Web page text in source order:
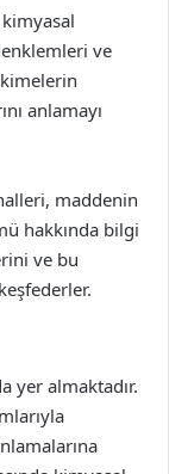
ve
anlamayı
maddenin
hakkında bilgi
ve bu
yer almaktadır.